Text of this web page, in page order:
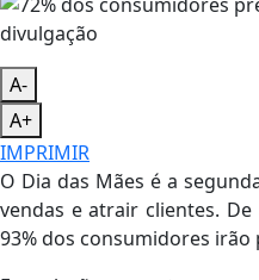
divulgação
A-
A+
IMPRIMIR
O Dia das Mães é a
vendas e atrair clientes.
93% dos consumidores